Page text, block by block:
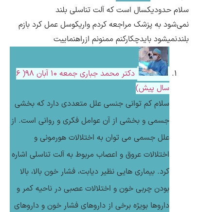
سلام حدودیکسال است که آلت تناسلی بلند
نمی‌شود به پزشک مراجعه کردم واریکوسل عمل کرد بازم
بلندنمیشود بایدچکارکنم ممنونم ازراهنماییت
دکتر محمد جباری
جمعه ۱۰ آبان ۹۸( 6
سال پیش)
سلام کم توانی جنسی علل متعددی دارد که بخشی
جسمی و بخشی از آن عوامل فکری و روانی است. از
علل جسمی می توان به اختلالات هورمونی و
اختلالات عروق و اعصاب مربوط به آلت تناسلی اشاره
کرد. بیماری هایی نظیر دیابت، فشار خون بالا، بالا
بودن چربی خون و اختلالات عصبی در ناحیه کمر و
داروها بویژه برخی از داروهای فشار خون و داروهای